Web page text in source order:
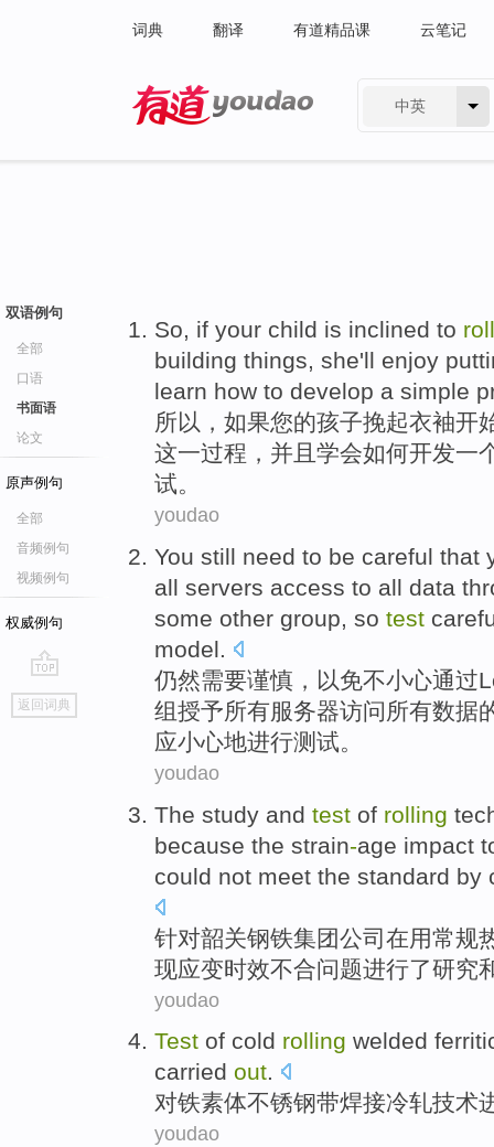
词典 翻译 有道精品课 云笔记
中英
双语例句
全部
口语
书面语
论文
原声例句
全部
音频例句
视频例句
权威例句
go
top
返回词典
So, if your child is inclined to
building things, she'll enjoy
learn how to develop a simple
所以 ， 如果您的孩子挽起衣袖开
这一过程， 并且 学会如何开发一
试。
youdao
You still need to be careful that
all servers access to all data
some other group, so test
model.
仍然需要谨慎 ，以免不小心通过
组授予所有服务器访问所有数据
应小心地进行测试。
youdao
The study and test of rolling
because the strain-age impact
could not meet the standard by
针对韶关钢铁集团公司在用常规
现应变时效不合问题进行了研究
youdao
Test of cold rolling welded
carried out.
对铁素体不锈钢带焊接冷轧技术
youdao